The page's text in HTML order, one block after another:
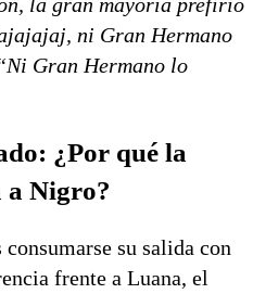
ni Gran Hermano
Gran Hermano lo
¿Por qué la
a Nigro?
su salida con
frente a Luana, el